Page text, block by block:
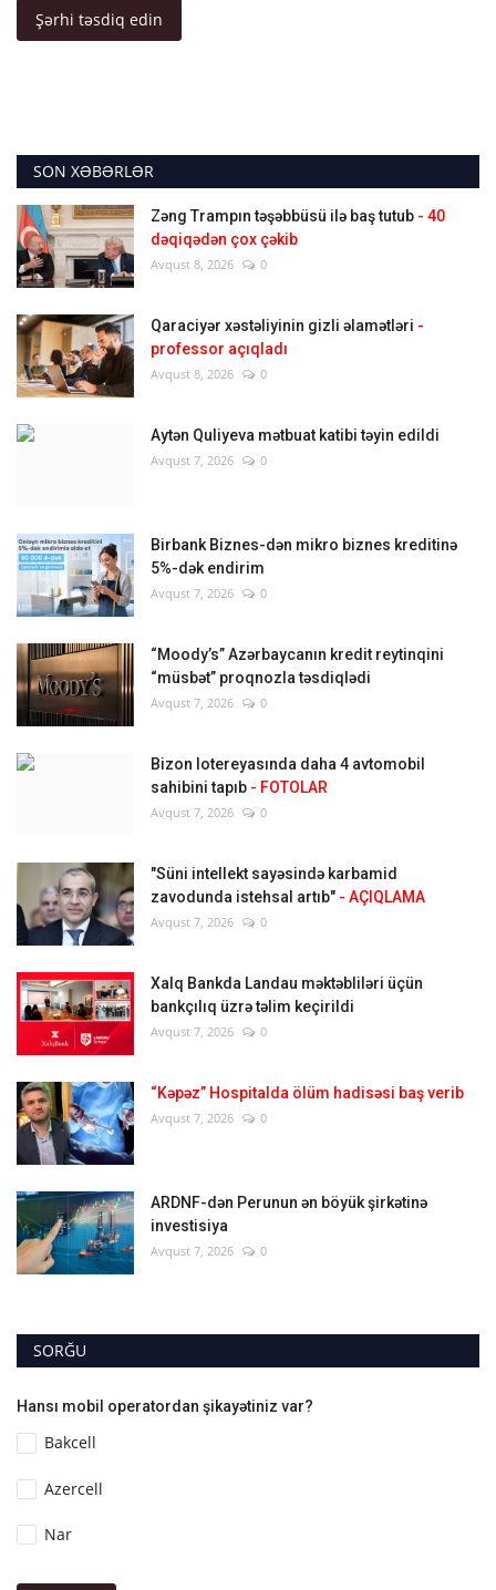
Şərhi təsdiq edin
SON XƏBƏRLƏR
Zəng Trampın təşəbbüsü ilə baş tutub - 40
dəqiqədən çox çəkib
Avqust 8, 2026 0
Qaraciyər xəstəliyinin gizli əlamətləri -
professor açıqladı
Avqust 8, 2026 0
Aytən Quliyeva mətbuat katibi təyin edildi
Avqust 7, 2026 0
Birbank Biznes-dən mikro biznes kreditinə
5%-dək endirim
Avqust 7, 2026 0
“Moody’s” Azərbaycanın kredit reytinqini
“müsbət” proqnozla təsdiqlədi
Avqust 7, 2026 0
Bizon lotereyasında daha 4 avtomobil
sahibini tapıb - FOTOLAR
Avqust 7, 2026 0
"Süni intellekt sayəsində karbamid
zavodunda istehsal artıb" - AÇIQLAMA
Avqust 7, 2026 0
Xalq Bankda Landau məktəbliləri üçün
bankçılıq üzrə təlim keçirildi
Avqust 7, 2026 0
“Kəpəz” Hospitalda ölüm hadisəsi baş verib
Avqust 7, 2026 0
ARDNF-dən Perunun ən böyük şirkətinə
investisiya
Avqust 7, 2026 0
SORĞU
Hansı mobil operatordan şikayətiniz var?
Bakcell
Azercell
Nar